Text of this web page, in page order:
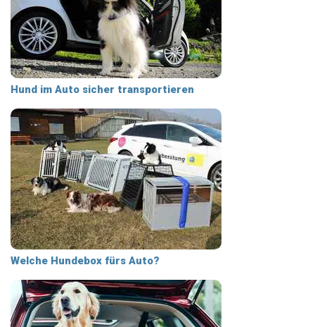
Hund im Auto sicher transportieren
Welche Hundebox fürs Auto?